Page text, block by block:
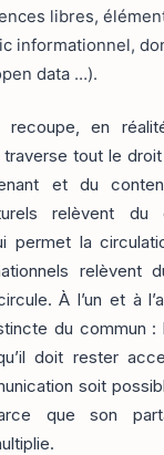
libres,
informationnel,
data …).
en
tout le
et du
relèvent
permet la
relèvent
À l’un et à
du commun
doit rester
soit
que son